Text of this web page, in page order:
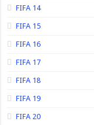
FIFA 14
FIFA 15
FIFA 16
FIFA 17
FIFA 18
FIFA 19
FIFA 20